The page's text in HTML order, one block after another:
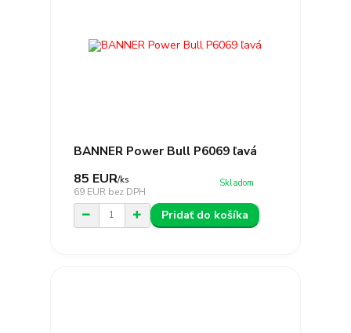
BANNER Power Bull P6069 ľavá
85 EUR/ks
69 EUR bez DPH
Skladom
Pridať do košíka